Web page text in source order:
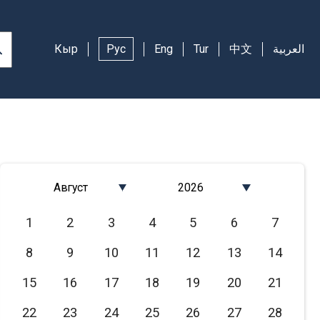
Кыр Рус Eng Tur 中文 العربية
Август
Март
Апрель
2026
2024
2023
1 2 3 4 5 6
7
8
9 10 11 12 13
14
15
16 17 18 19 20
21
22
23 24 25 26 27
28